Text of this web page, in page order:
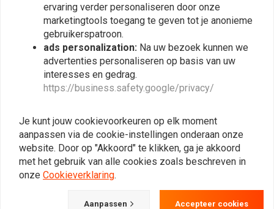
zodat wordt voldaan aan veiligheids- en kwaliteitsnormen.
Compatibiliteit
Deze set vorkveren is compatibel met Honda CBF 500-modellen vanaf
het jaar 2004. Controleer voor aankoop of de veren compatibel zijn met
jouw specifieke model.
Installatie
wordt aanbevolen om de installatie te laten uitvoeren door een
professionele monteur om optimale prestaties en veiligheid te
garanderen. Raadpleeg altijd de handleiding van je motorfiets voor
specifieke installatie-instructies.
Plaats ook een review
ervaring verder personaliseren door onze
marketingtools toegang te geven tot je anonieme
gebruikerspatroon.
ads personalization: Na uw bezoek kunnen we
advertenties personaliseren op basis van uw
interesses en gedrag.
https://business.safety.google/privacy/
Je kunt jouw cookievoorkeuren op elk moment
aanpassen via de cookie-instellingen onderaan onze
website. Door op "Akkoord" te klikken, ga je akkoord
met het gebruik van alle cookies zoals beschreven in
onze Cookieverklaring.
Aanpassen Accepteer cookies